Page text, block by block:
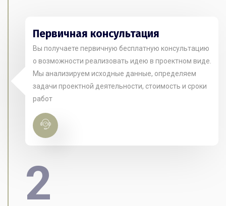
Первичная консультация
Вы получаете первичную бесплатную консультацию
о возможности реализовать идею в проектном виде.
Мы анализируем исходные данные, определяем
задачи проектной деятельности, стоимость и сроки
работ
2